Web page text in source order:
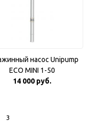
насос Unipump
ECO MINI 1-50
14 000 руб.
3